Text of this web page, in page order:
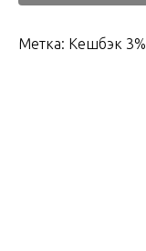
Метка: Кешбэк 3%